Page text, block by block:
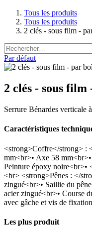
Tous les produits
Tous les produits
2 clés - sous film -
Par défaut
2 clés - sous
Serrure Bénardes verticale
Caractéristiques
<strong>Coffre</strong> :
mm<br>• Axe 58
Peinture époxy noire<br>•
<br> <strong>Pênes : </
zingué<br>• Saillie du
acier zingué<br>• Course
avec gâche et vis de fixation
Les plus produit